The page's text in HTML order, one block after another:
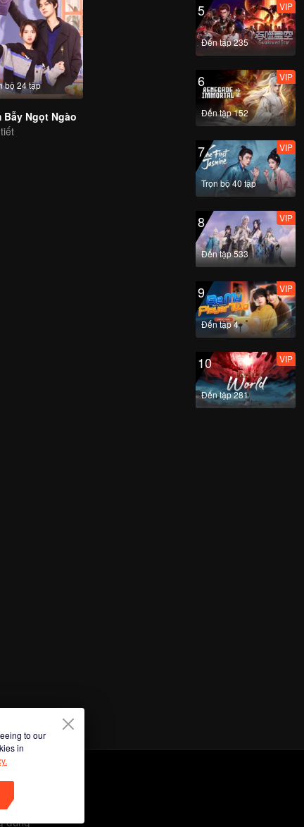
bộ 24 tập
Bẫy Ngọt Ngào
5
Đến tập 235
VIP
6
Đến tập 152
VIP
7
Trọn bộ 40 tập
VIP
8
Đến tập 533
VIP
9
Đến tập 4
VIP
10
Đến tập 281
VIP
to our
in
dụng